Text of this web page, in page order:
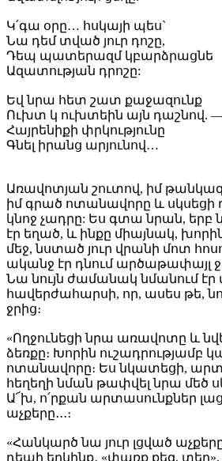
Կ՛գա օրը… հսկայի պես`
Նա դեմ տված յուր դոշը,
Դեպ պատերազմ կբարձրացնե
Ազատության դրոշը:
Եվ նրա հետ շատ քաջազունք
Ուխտ կ ուխտեին այն դաշնով.
Հայրենիքի փրկությունը
Գնել իրանց արյունով…
Առավոտյան շուտով, իմ
իմ գրած ոտանավորը և սկսեցի
կնոջ չադրը: Ես գտա նրան, երբ
էր եղած, և ինքը միայնակ,
մեջ, նստած յուր վրանի մոտ
ականջ էր դնում արծաթափայլ
Նա նույն ժամանակ նմանում էր
հավերժահարսի, որ, ասես թե,
ջրից։
«Ողջունեցի նրա առավոտը և
ձեռքը։ Խորին ուշադրությամբ
ոտանավորը։ Ես նկատեցի,
հեղեղի նման թափվել նրա մեծ
Ա՜խ, ո՛րքան արտասունքներ
աչքերը․․․։
«Հանկարծ նա յուր լցված
դեպի երկինք․ «փառք քեզ,